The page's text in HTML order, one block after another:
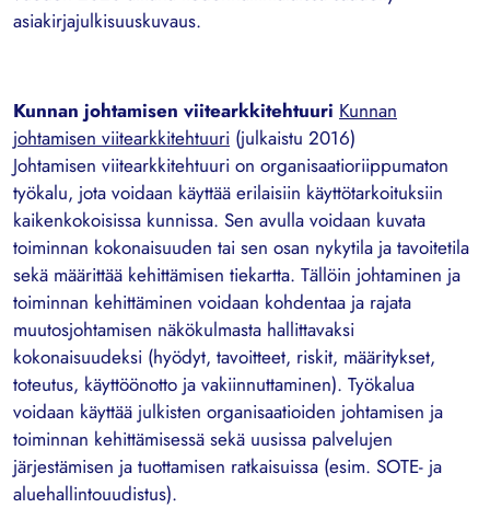
asiakirjajulkisuuskuvaus.
Kunnan johtamisen viitearkkitehtuuri Kunnan
johtamisen viitearkkitehtuuri (julkaistu 2016)
Johtamisen viitearkkitehtuuri on organisaatioriippumaton
työkalu, jota voidaan käyttää erilaisiin käyttötarkoituksiin
kaikenkokoisissa kunnissa. Sen avulla voidaan kuvata
toiminnan kokonaisuuden tai sen osan nykytila ja tavoitetila
sekä määrittää kehittämisen tiekartta. Tällöin johtaminen ja
toiminnan kehittäminen voidaan kohdentaa ja rajata
muutosjohtamisen näkökulmasta hallittavaksi
kokonaisuudeksi (hyödyt, tavoitteet, riskit, määritykset,
toteutus, käyttöönotto ja vakiinnuttaminen). Työkalua
voidaan käyttää julkisten organisaatioiden johtamisen ja
toiminnan kehittämisessä sekä uusissa palvelujen
järjestämisen ja tuottamisen ratkaisuissa (esim. SOTE- ja
aluehallintouudistus).